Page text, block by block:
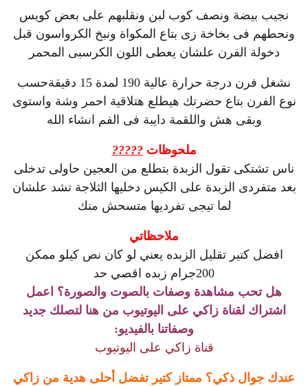
نجيب بيضة ونصف كوب لبن ونقلبهم على بعض كويس
ونحطهم فى بخاخة زى بتاع المكواة ونبخ الكرواسون قبل
دخولة الفرن علشان يعطى اللون الكرسبى المحمر
نشغل فرن درجة حرارة عالية 190 لمدة 15 دقيقةحسب
نوع الفرن بتاع حضرتك هيطلع هتلاقية احمر وشة واستوى
وبقى هش واللقمة دايبة فى الفم انشاء الله
ملحوظات?
?
?
?
?
ناس تشتكى تقول الزبدة بتطلع من العجين حاولى تدخلى
بعد متفردى الزبدة على الكيس دخليها الثلاجة تشد علشان
لما تيجى تفرديها متسحش منك
ملاحظاتي
افضل كتير تقليل الزبده يعني لو كان نص كيلو ممكن
200جرام زبده اقصي حد
هل تحب مشاهدة وصفات بالصوت والصورة؟ اعمل
اشتراك لقناة زاكي على اليوتيوب من هنا لتصلك جديد
وصفاتنا بالفيديو:
قناة زاكي على اليوتيوب
عندك جوال ذكي؟ ممتاز كتير تفضل أحلى هدية من زاكي